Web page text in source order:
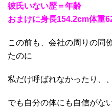
彼氏いない歴＝年齢
おまけに身長154.2cm体重
この前も、会社の周りの同
たのに
私だけ呼ばれなかったり、、
でも自分の体にも自信がな